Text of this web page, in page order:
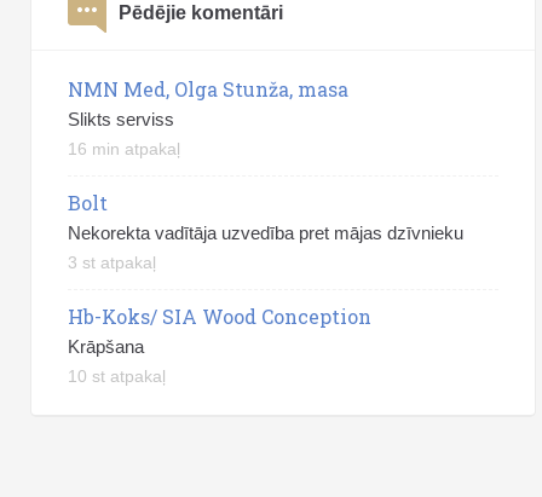
Pēdējie komentāri
NMN Med, Olga Stunža, masa
Slikts serviss
16 min atpakaļ
Bolt
Nekorekta vadītāja uzvedība pret mājas dzīvnieku
3 st atpakaļ
Hb-Koks/ SIA Wood Conception
Krāpšana
10 st atpakaļ